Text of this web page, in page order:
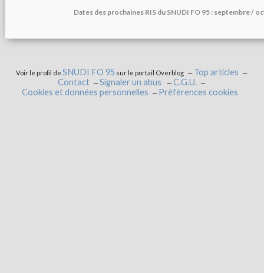
Dates des prochaines RIS du SNUDI FO 95 : septembre /
Voir le profil deSNUDI FO 95 sur le portail Overblog
Top articles
Contact
Signaler un abus
C.G.U.
Cookies et données personnelles
Préférences cookies